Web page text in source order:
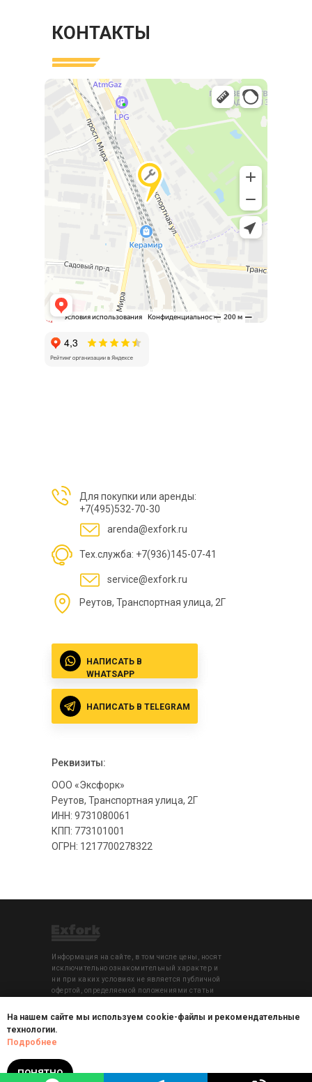
Для покупки или аренды:
+7(495)532-70-30
КОНТАКТЫ
service@exfork.ru
arenda@exfork.ru
ООО «Эксфорк»
Реутов, Транспортная улица, 2Г
ИНН: 9731080061
КПП: 773101001
ОГРН: 1217700278322
Реутов, Транспортная улица, 2Г
Тех.служба: +7(936)145-07-41
Реквизиты:
НАПИСАТЬ В
WHATSAPP
НАПИСАТЬ В TELEGRAM
Информация на сайте, в том числе цены, носят
исключительно ознакомительный характер и
ни при каких условиях не является публичной
офертой, определяемой положениями статьи
© 2021-2026. Все права защищены ООО
"Эксфорк"
Копирование текстового и графического
материала запрещено.
На нашем сайте мы используем cookie-файлы и рекомендательные
технологии.
Подробнее
ПОНЯТНО